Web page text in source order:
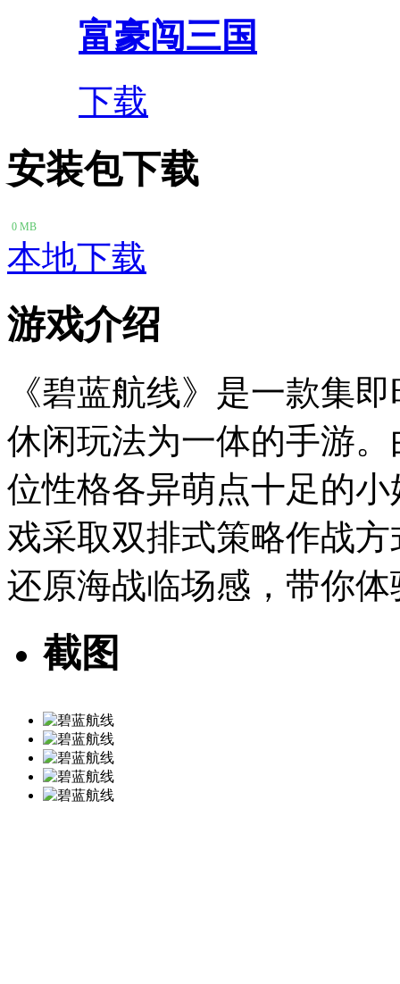
富豪闯三国
下载
安装包下载
0 MB
本地下载
游戏介绍
《碧蓝航线》是一款集
休闲玩法为一体的手游
位性格各异萌点十足的
戏采取双排式策略作战
还原海战临场感，带你
截图